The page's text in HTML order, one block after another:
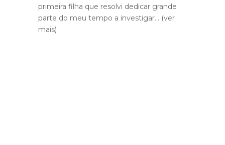
primeira filha que resolvi dedicar grande
parte do meu tempo a investigar... (ver
mais)